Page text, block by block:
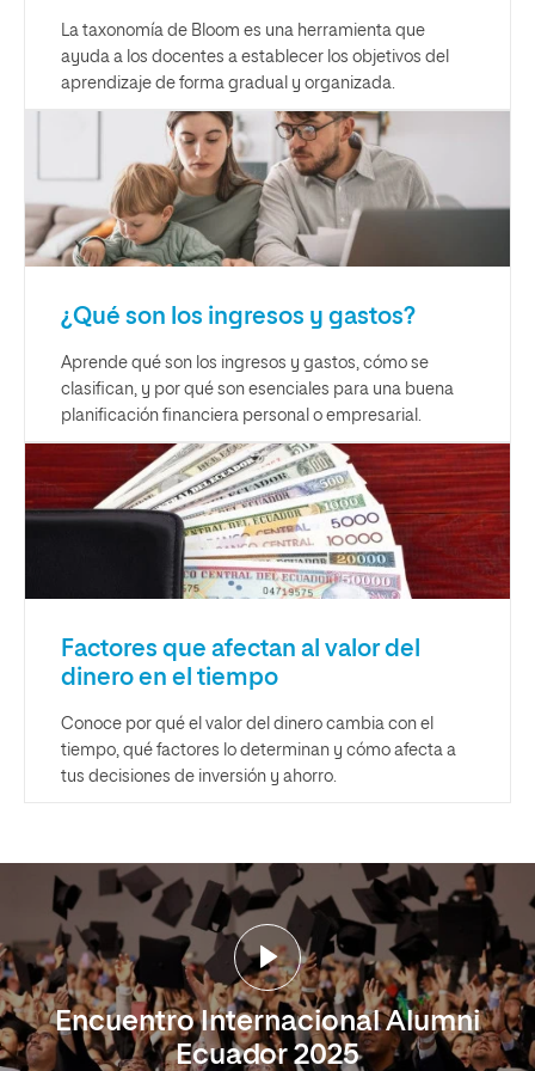
La taxonomía de Bloom es una herramienta que
ayuda a los docentes a establecer los objetivos del
aprendizaje de forma gradual y organizada.
¿Qué son los ingresos y gastos?
Aprende qué son los ingresos y gastos, cómo se
clasifican, y por qué son esenciales para una buena
planificación financiera personal o empresarial.
Factores que afectan al valor del
dinero en el tiempo
Conoce por qué el valor del dinero cambia con el
tiempo, qué factores lo determinan y cómo afecta a
tus decisiones de inversión y ahorro.
Encuentro Internacional Alumni
Ecuador 2025